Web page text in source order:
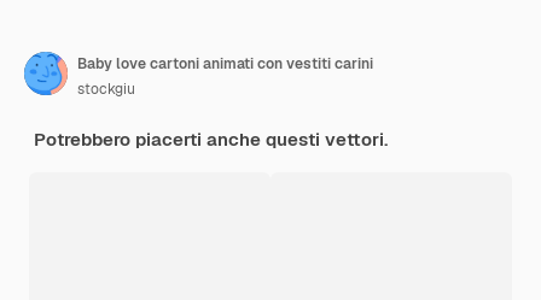
Baby love cartoni animati con vestiti carini
stockgiu
Potrebbero piacerti anche questi vettori.